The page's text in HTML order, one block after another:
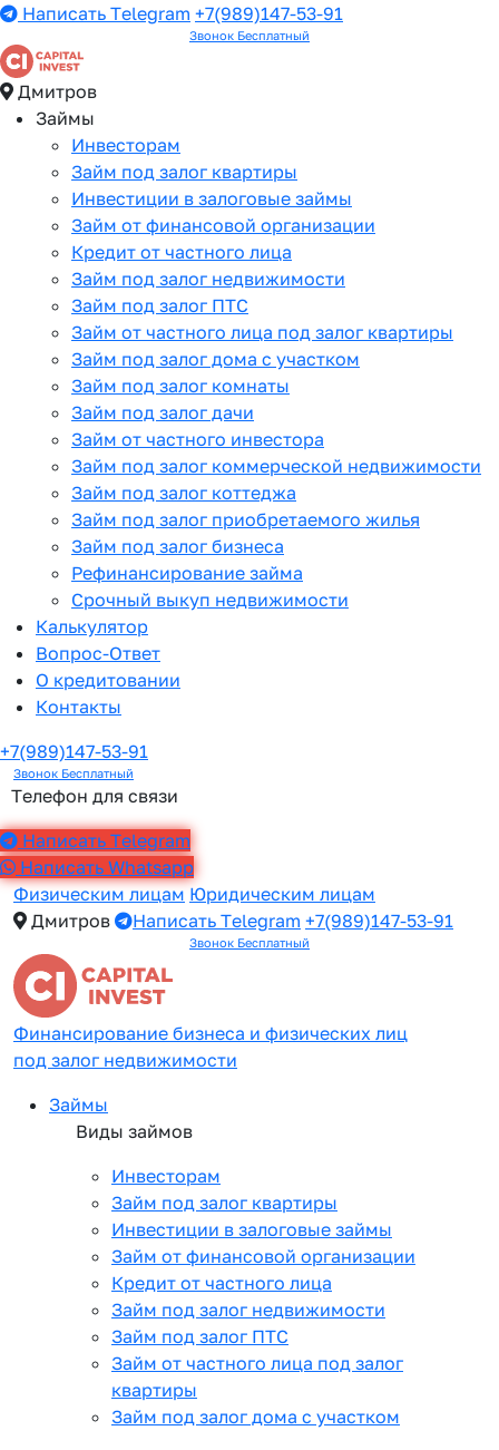
Написать Telegram +7(989)147-53-91
Звонок Бесплатный
Дмитров
Займы
Инвесторам
Займ под залог квартиры
Инвестиции в залоговые займы
Займ от финансовой организации
Кредит от частного лица
Займ под залог недвижимости
Займ под залог ПТС
Займ от частного лица под залог квартиры
Займ под залог дома с участком
Займ под залог комнаты
Займ под залог дачи
Займ от частного инвестора
Займ под залог коммерческой недвижимости
Займ под залог коттеджа
Займ под залог приобретаемого жилья
Займ под залог бизнеса
Рефинансирование займа
Срочный выкуп недвижимости
Калькулятор
Вопрос-Ответ
О кредитовании
Контакты
+7(989)147-53-91
Звонок Бесплатный
Телефон для связи
Написать Telegram
Написать Whatsapp
Физическим лицам Юридическим лицам
Дмитров
Написать Telegram +7(989)147-53-91
Звонок Бесплатный
Финансирование бизнеса и физических лиц
под залог недвижимости
Займы
Виды займов
Инвесторам
Займ под залог квартиры
Инвестиции в залоговые займы
Займ от финансовой организации
Кредит от частного лица
Займ под залог недвижимости
Займ под залог ПТС
Займ от частного лица под залог
квартиры
Займ под залог дома с участком